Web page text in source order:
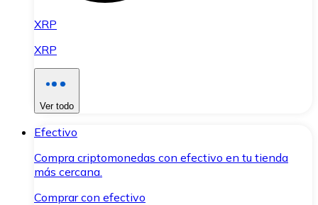
XRP
XRP
Ver todo
Efectivo
Compra criptomonedas con efectivo en tu tienda
más cercana.
Comprar con efectivo